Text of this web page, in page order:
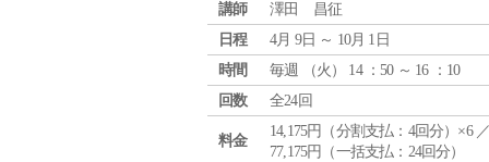
講師
澤田 昌征
日程
4月 9日 ～ 10月 1日
時間
毎週 （火 ） 14 ：50 ～ 16 ：10
回数
全24回
料金
14,175円（分割支払：4回分）×6
77,175円（一括支払：24回分）